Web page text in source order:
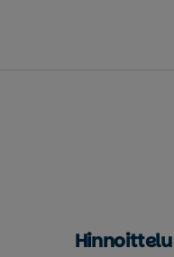
Hinnoittelu